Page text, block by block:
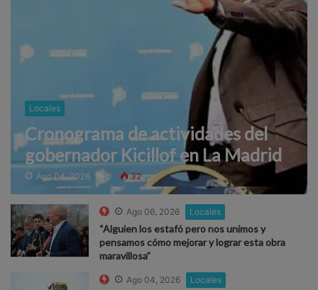
Locales
Cronograma de actividades del
gobernador Kicillof en La Madrid
Ago 04, 2026 0 32
Ago 06, 2026 Locales
“Alguien los estafó pero nos unimos y
pensamos cómo mejorar y lograr esta obra
maravillosa”
Ago 04, 2026 Locales